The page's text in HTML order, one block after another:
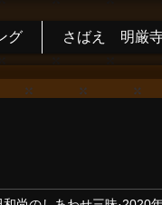
グ さばえ 明厳